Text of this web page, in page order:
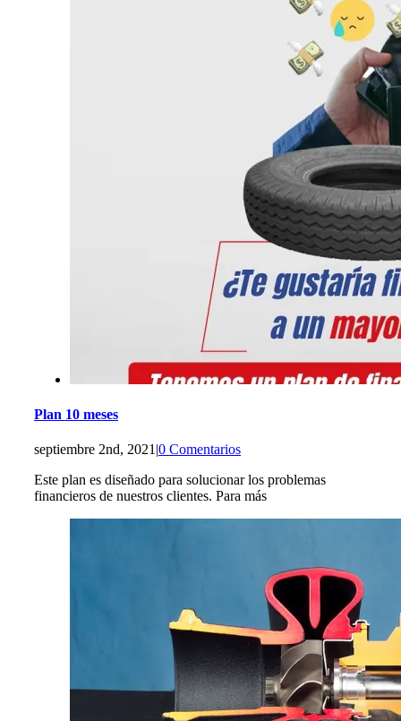
Plan 10 meses
septiembre 2nd, 2021 |0 Comentarios
Este plan es diseñado para solucionar los problemas
financieros de nuestros clientes. Para más